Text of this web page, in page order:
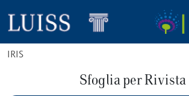
IRIS
Sfoglia per Rivista